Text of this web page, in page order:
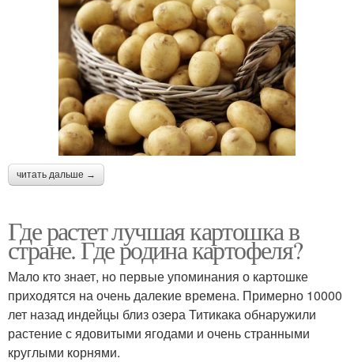
читать дальше →
Где растет лучшая картошка в
стране. Где родина картофеля?
Мало кто знает, но первые упоминания о картошке
приходятся на очень далекие времена. Примерно 10000
лет назад индейцы близ озера Титикака обнаружили
растение с ядовитыми ягодами и очень странными
круглыми корнями.